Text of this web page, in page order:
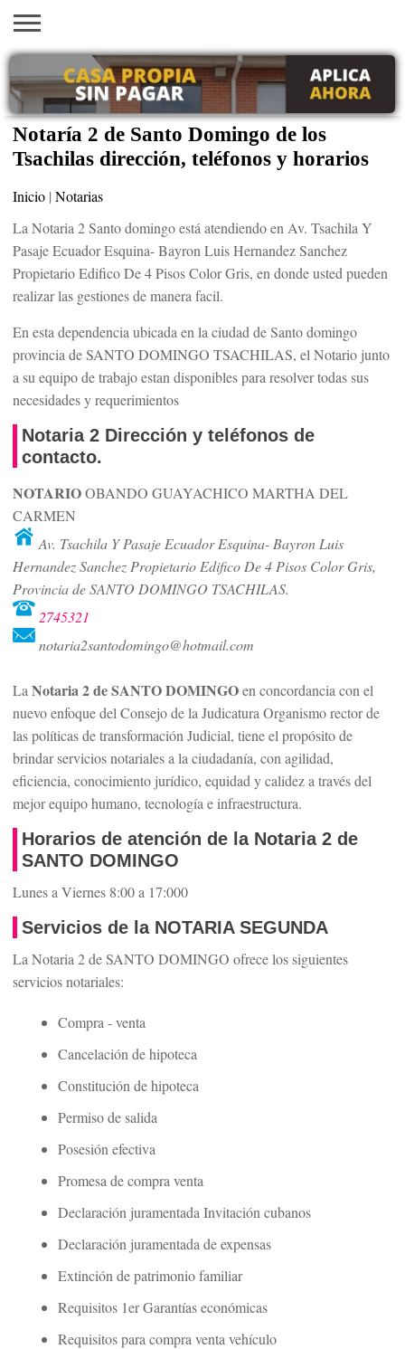
INICIO
AYUDAS
ECONÓMICAS
VACANTES
EN EEUU
SACA
TU
VISA
EMPLEOS
TRÁMITES
PRÉSTAMOS
CURSOS
HOGAR
BELLEZA
Notaría 2 de Santo Domingo de los
Tsachilas dirección, teléfonos y horarios
Inicio | Notarias
La Notaria 2 Santo domingo está atendiendo en Av. Tsachila Y
Pasaje Ecuador Esquina- Bayron Luis Hernandez Sanchez
Propietario Edifico De 4 Pisos Color Gris, en donde usted pueden
realizar las gestiones de manera facil.
En esta dependencia ubicada en la ciudad de Santo domingo
provincia de SANTO DOMINGO TSACHILAS, el Notario junto
a su equipo de trabajo estan disponibles para resolver todas sus
necesidades y requerimientos
Notaria 2 Dirección y teléfonos de
contacto.
NOTARIOOBANDO GUAYACHICO MARTHA DEL
CARMEN
Av. Tsachila Y Pasaje Ecuador Esquina- Bayron Luis
Hernandez Sanchez Propietario Edifico De 4 Pisos Color Gris,
Provincia de SANTO DOMINGO TSACHILAS.
2745321
notaria2santodomingo@hotmail.com
La Notaria 2 de SANTO DOMINGOen concordancia con el
nuevo enfoque del Consejo de la Judicatura Organismo rector de
las políticas de transformación Judicial, tiene el propósito de
brindar servicios notariales a la ciudadanía, con agilidad,
eficiencia, conocimiento jurídico, equidad y calidez a través del
mejor equipo humano, tecnología e infraestructura.
Horarios de atención de la Notaria 2 de
SANTO DOMINGO
Lunes a Viernes 8:00 a 17:000
Servicios de la NOTARIA SEGUNDA
La Notaria 2 de SANTO DOMINGO ofrece los siguientes
servicios notariales:
Compra - venta
Cancelación de hipoteca
Constitución de hipoteca
Permiso de salida
Posesión efectiva
Promesa de compra venta
Declaración juramentada Invitación cubanos
Declaración juramentada de expensas
Extinción de patrimonio familiar
Requisitos 1er Garantías económicas
Requisitos para compra venta vehículo